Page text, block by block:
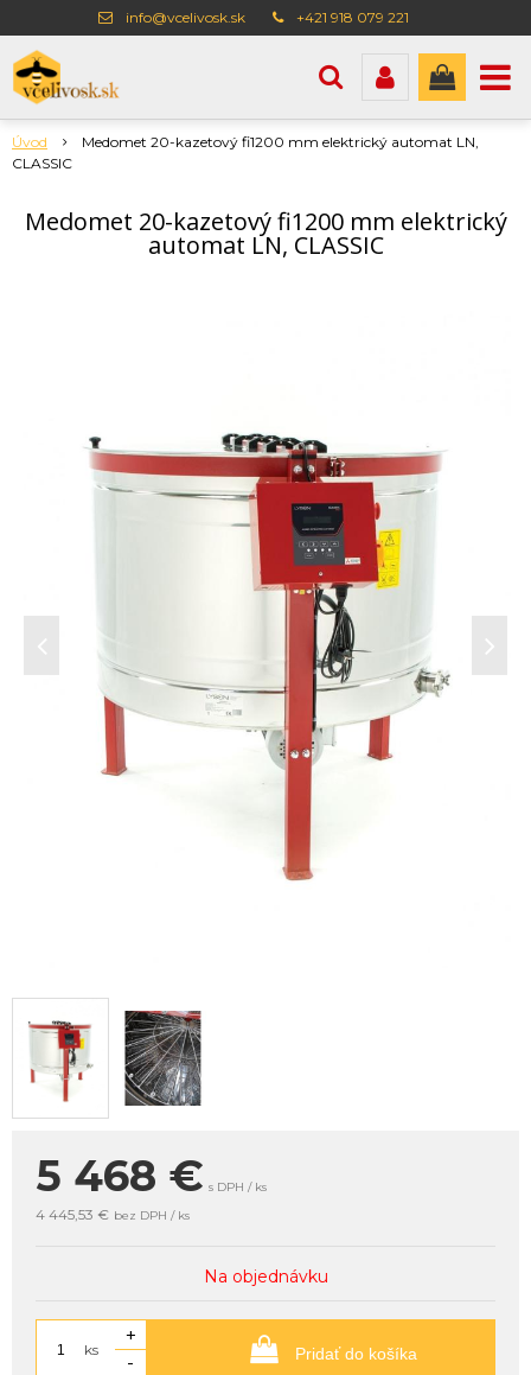
info@vcelivosk.sk +421 918 079 221
Úvod
Medomet 20-kazetový fi1200 mm elektrický automat LN,
CLASSIC
Medomet 20-kazetový fi1200 mm elektrický
automat LN, CLASSIC
5 468 € s DPH / ks
4 445,53 € bez DPH / ks
Na objednávku
ks
+
-
Pridať do košíka